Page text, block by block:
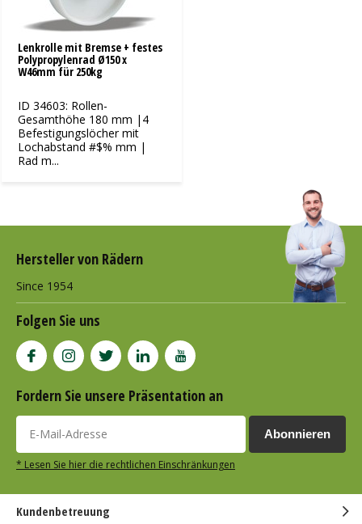
Lenkrolle mit Bremse + festes
Polypropylenrad Ø150 x
W46mm für 250kg
ID 34603: Rollen-
Gesamthöhe 180 mm |4
Befestigungslöcher mit
Lochabstand #$% mm |
Rad m...
Hersteller von Rädern
Since 1954
Folgen Sie uns
Fordern Sie unsere Präsentation an
Abonnieren
* Lesen Sie hier die rechtlichen Einschränkungen
Kundenbetreuung